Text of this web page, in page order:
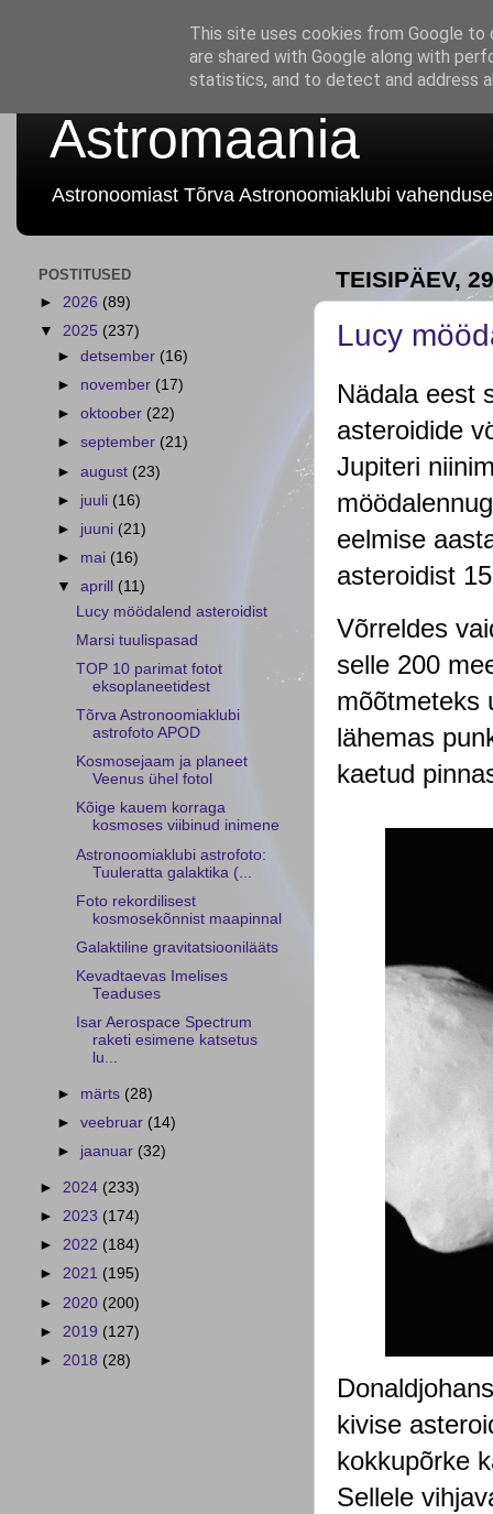
Astromaania
Astronoomiast Tõrva Astronoomiaklubi
TEISIPÄEV,
Lucy
Nädala eest
asteroidide
Jupiteri
eelmise
asteroidist
Võrreldes
selle 200
mõõtmeteks
lähemas
kaetud
kivise
kokkupõrke
Sellele
POSTITUSED
► 2026 (89)
▼ 2025 (237)
►detsember (16)
► november (17)
►oktoober (22)
►september (21)
►august (23)
► juuli (16)
► juuni (21)
► mai (16)
▼aprill (11)
Lucy möödalend asteroidist
Marsi tuulispasad
TOP 10 parimat fotot
eksoplaneetidest
Tõrva Astronoomiaklubi
astrofoto APOD
Kosmosejaam ja planeet
Veenus ühel fotol
Kõige kauem korraga
kosmoses viibinud inimene
Astronoomiaklubi astrofoto:
Tuuleratta galaktika (...
Foto rekordilisest
kosmosekõnnist maapinnal
Galaktiline gravitatsioonilääts
Kevadtaevas Imelises
Teaduses
Isar Aerospace Spectrum
raketi esimene katsetus
lu...
► märts (28)
►veebruar (14)
► jaanuar (32)
► 2024 (233)
► 2023 (174)
► 2022 (184)
► 2021 (195)
► 2020 (200)
► 2019 (127)
► 2018 (28)
This site uses cookies from Google to
are shared with Google along with
statistics, and to detect and address